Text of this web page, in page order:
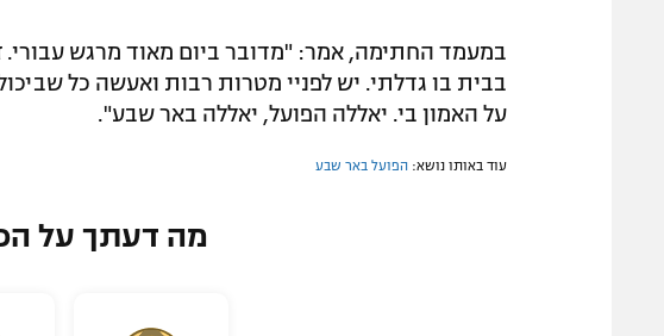
במעמד החתימה, אמר: "מדובר ביום מאוד מרגש עבורי.
בבית בו גדלתי. יש לפניי מטרות רבות ואעשה כל
על האמון בי. יאללה הפועל, יאללה באר שבע".
עוד באותו נושא: הפועל באר שבע
מה דעתך על